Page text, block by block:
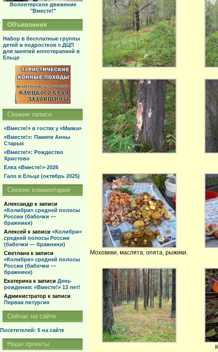
Моховики, маслята, опята, рыжики.
Волонтерское движение
"Вместе!"
Объявления
Набор в бесплатные группы
детей и подростков с ДЦП
для занятий иппотерапией в
Ельце
Свежие записи
«Вместе!» в гостях у «Маяка»
«Вместе!»: Памяти Анны
Старых
«Вместе!»: Рождество
Христово
Елка «Вместе!»-2026
Гало в Ельце (октябрь 2025)
Свежие комментарии
Александр к записи
«Колибри» средней полосы
России (бабочки —
бражники)
Алексей к записи «Колибри»
средней полосы России
(бабочки — бражники)
Светлана к записи
«Колибри» средней полосы
России (бабочки —
бражники)
Екатерина к записи День
рождения: «Вместе!» 13 лет!
Администратор к записи
Первая литургия
Сейчас на сайте
Посетителей: 6 на сайте
Наши проекты